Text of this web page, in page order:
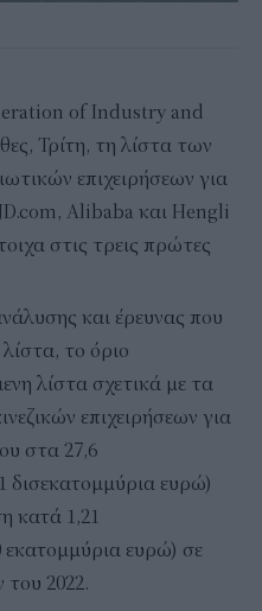
of Industry and
Τρίτη, τη λίστα των
επιχειρήσεων για
JD.com, Alibaba και Hengli
στις τρεις πρώτες
και έρευνας που
το όριο
λίστα σχετικά με τα
επιχειρήσεων για
στα 27,6
δισεκατομμύρια ευρώ)
κατά 1,21
εκατομμύρια ευρώ) σε
του 2022.